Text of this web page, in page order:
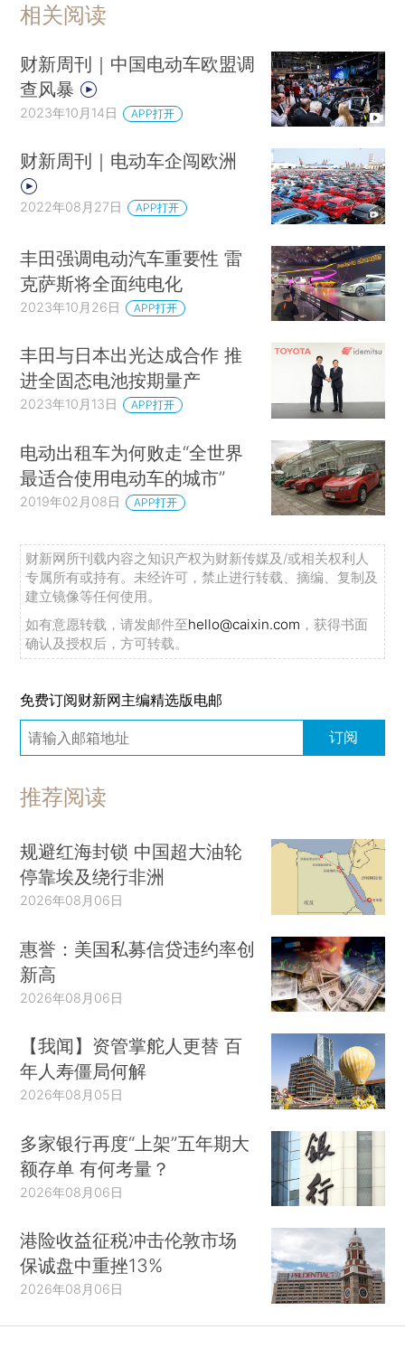
相关阅读
财新周刊｜中国电动车欧盟调
查风暴
2023年10月14日 APP打开
财新周刊｜电动车企闯欧洲
2022年08月27日 APP打开
丰田强调电动汽车重要性 雷
克萨斯将全面纯电化
2023年10月26日 APP打开
丰田与日本出光达成合作 推
进全固态电池按期量产
2023年10月13日 APP打开
电动出租车为何败走“全世界
最适合使用电动车的城市”
2019年02月08日 APP打开
财新网所刊载内容之知识产权为财新传媒及/或相关权利人
专属所有或持有。未经许可，禁止进行转载、摘编、复制及
建立镜像等任何使用。
如有意愿转载，请发邮件至hello@caixin.com ，获得书面
确认及授权后，方可转载。
免费订阅财新网主编精选版电邮
订阅
推荐阅读
规避红海封锁 中国超大油轮
停靠埃及绕行非洲
2026年08月06日
惠誉：美国私募信贷违约率创
新高
2026年08月06日
【我闻】资管掌舵人更替 百
年人寿僵局何解
2026年08月05日
多家银行再度“上架”五年期大
额存单 有何考量？
2026年08月06日
港险收益征税冲击伦敦市场
保诚盘中重挫13%
2026年08月06日